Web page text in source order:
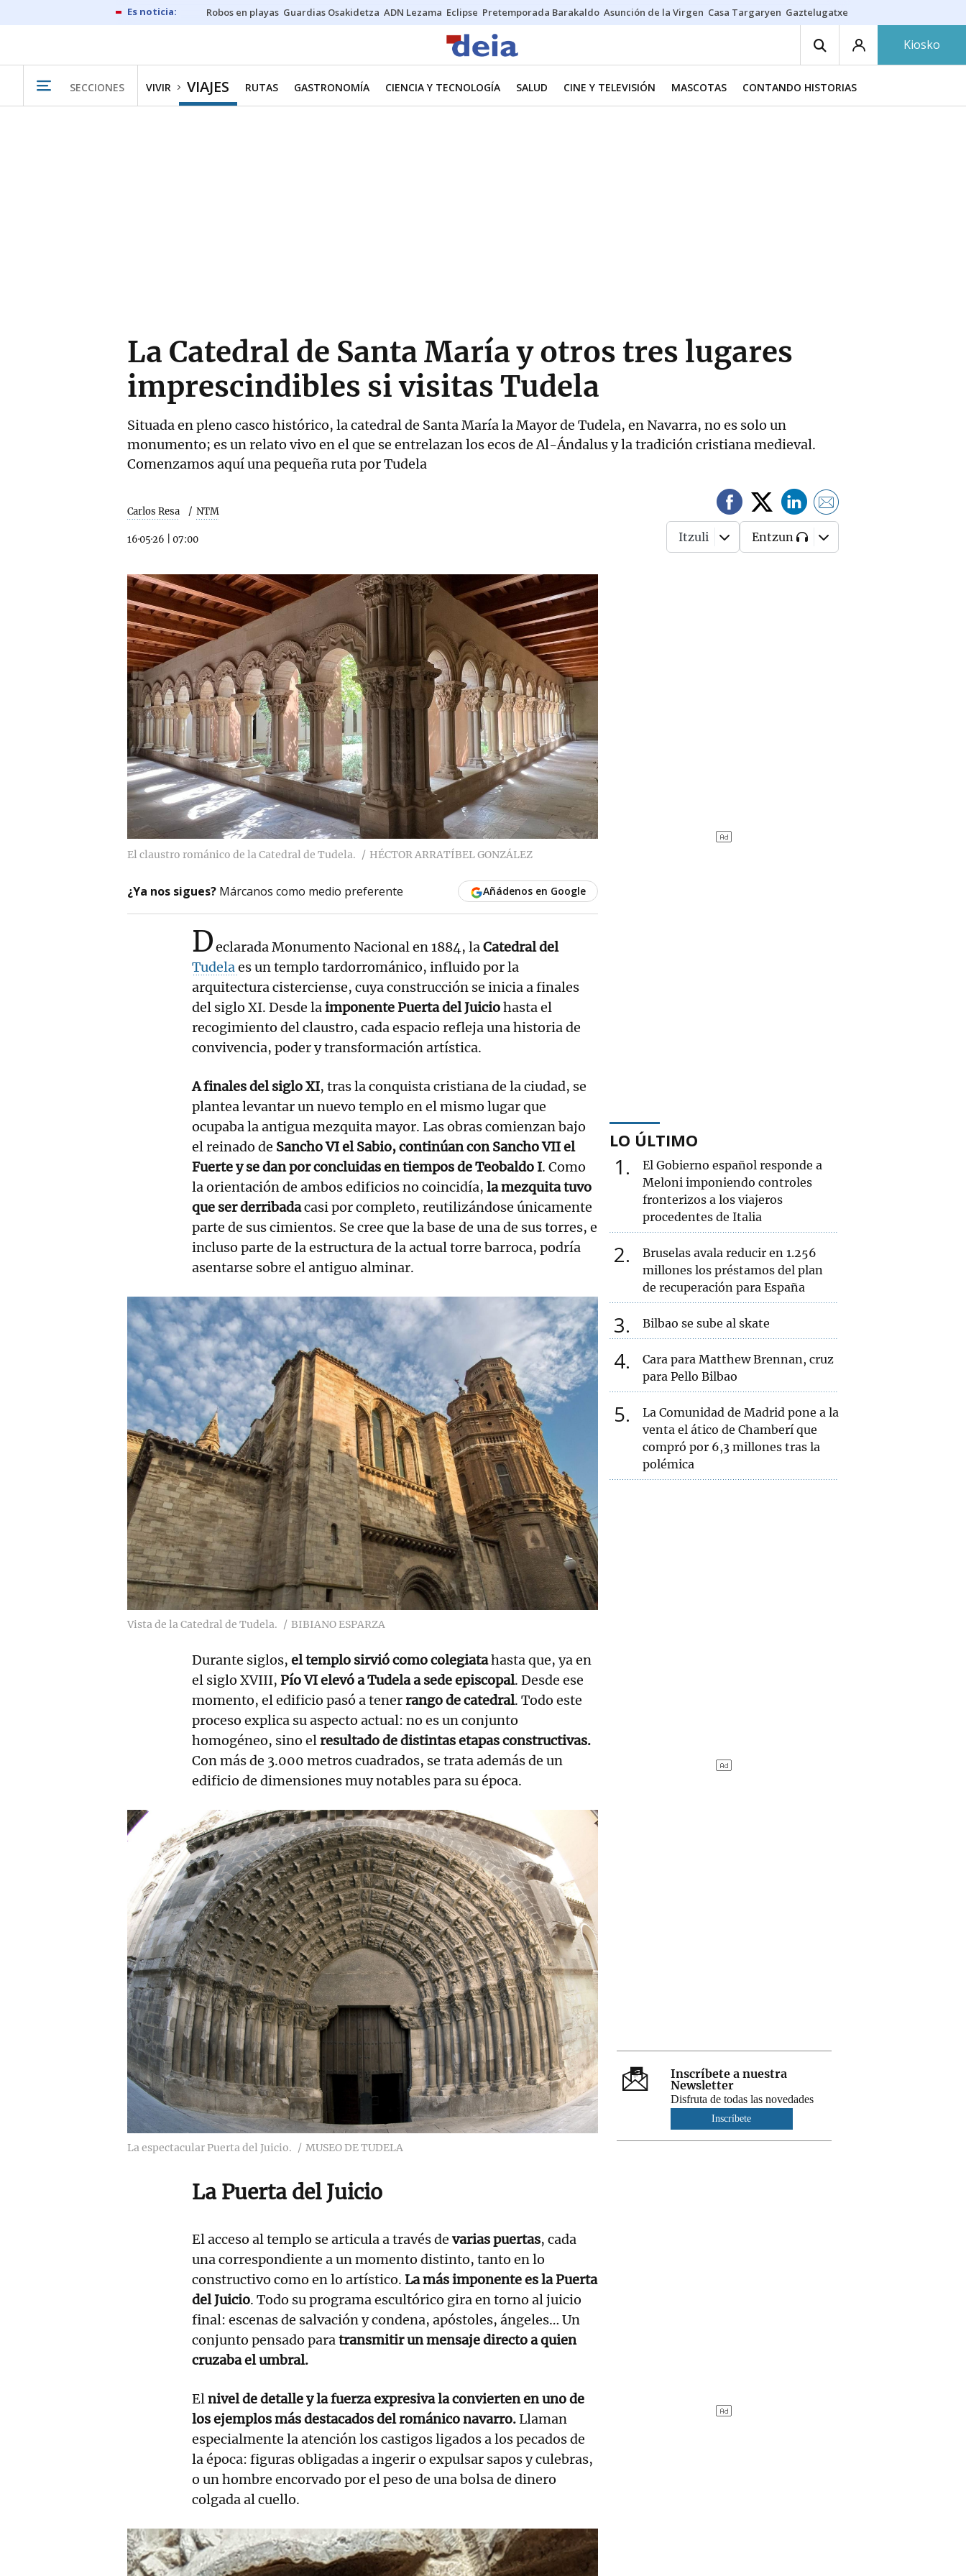
Robos en playas Guardias Osakidetza ADN Lezama Eclipse Pretemporada Barakaldo Asunción de la Virgen Casa Targaryen Gaztelugatxe
Kiosko
SECCIONES VIVIR VIAJES RUTAS GASTRONOMÍA CIENCIA Y TECNOLOGÍA SALUD CINE Y TELEVISIÓN MASCOTAS CONTANDO HISTORIAS
La Catedral de Santa María y otros tres lugares
imprescindibles si visitas Tudela
Situada en pleno casco histórico, la catedral de Santa María la Mayor de Tudela, en Navarra, no es solo un
monumento; es un relato vivo en el que se entrelazan los ecos de Al-Ándalus y la tradición cristiana medieval.
Comenzamos aquí una pequeña ruta por Tudela
Carlos Resa NTM
16·05·26 07:00 Itzuli Entzun
El claustro románico de la Catedral de Tudela. HÉCTOR ARRATÍBEL GONZÁLEZ
¿Ya nos sigues? Márcanos como medio preferente Añádenos en Google
Declarada Monumento Nacional en 1884, laCatedral del
Tudelaes un templo tardorrománico, influido por la
arquitectura cisterciense, cuya construcción se inicia a finales
del siglo XI. Desde laimponente Puerta del Juiciohasta el
recogimiento del claustro, cada espacio refleja una historia de
convivencia, poder y transformación artística.
A finales del siglo XI, tras la conquista cristiana de la ciudad, se
plantea levantar un nuevo templo en el mismo lugar que
ocupaba la antigua mezquita mayor. Las obras comienzan bajo
el reinado de Sancho VI el Sabio, continúan con Sancho VII el
Fuerte y se dan por concluidas en tiempos de Teobaldo I. Como
la orientación de ambos edificios no coincidía, la mezquita tuvo
que ser derribadacasi por completo, reutilizándose únicamente
parte de sus cimientos. Se cree que la base de una de sus torres, e
incluso parte de la estructura de la actual torre barroca, podría
asentarse sobre el antiguo alminar.
Vista de la Catedral de Tudela. BIBIANO ESPARZA
Durante siglos, el templo sirvió como colegiatahasta que, ya en
el siglo XVIII, Pío VI elevó a Tudela a sede episcopal. Desde ese
momento, el edificio pasó a tenerrango de catedral. Todo este
proceso explica su aspecto actual: no es un conjunto
homogéneo, sino elresultado de distintas etapas constructivas.
Con más de 3.000 metros cuadrados, se trata además de un
edificio de dimensiones muy notables para su época.
La espectacular Puerta del Juicio. MUSEO DE TUDELA
La Puerta del Juicio
El acceso al templo se articula a través de varias puertas, cada
una correspondiente a un momento distinto, tanto en lo
constructivo como en lo artístico. La más imponente es la Puerta
del Juicio. Todo su programa escultórico gira en torno al juicio
final: escenas de salvación y condena, apóstoles, ángeles… Un
conjunto pensado paratransmitir un mensaje directo a quien
cruzaba el umbral.
Elnivel de detalle y la fuerza expresiva la convierten en uno de
los ejemplos más destacados del románico navarro.Llaman
especialmente la atención los castigos ligados a los pecados de
la época: figuras obligadas a ingerir o expulsar sapos y culebras,
o un hombre encorvado por el peso de una bolsa de dinero
colgada al cuello.
LO ÚLTIMO
1
El Gobierno español responde a
Meloni imponiendo controles
fronterizos a los viajeros
procedentes de Italia
2
Bruselas avala reducir en 1.256
millones los préstamos del plan
de recuperación para España
3 Bilbao se sube al skate
4
Cara para Matthew Brennan, cruz
para Pello Bilbao
5
La Comunidad de Madrid pone a la
venta el ático de Chamberí que
compró por 6,3 millones tras la
polémica
Inscríbete a nuestra
Newsletter
Disfruta de todas las novedades
Inscríbete